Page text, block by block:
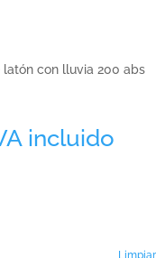
con lluvia 200 abs
incluido